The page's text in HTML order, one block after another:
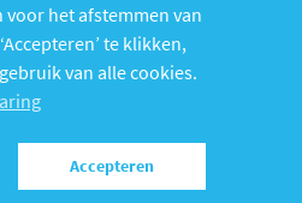
Over Fysiolinks
Contact
voor het afstemmen van
te klikken,
van alle cookies.
Accepteren